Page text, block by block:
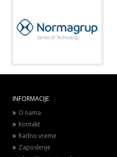
INFORMACIJE
O nama
Kontakt
Radno vreme
Zaposlenje